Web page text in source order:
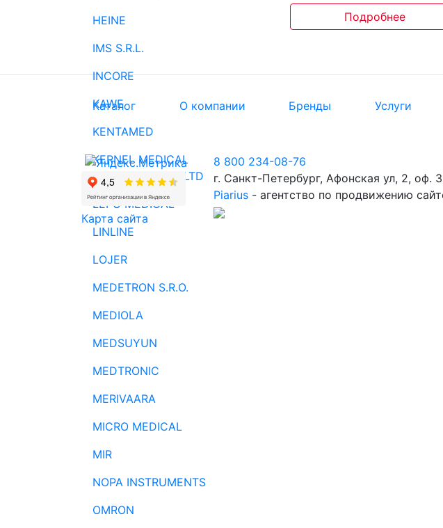
HEINE
IMS S.R.L.
INCORE
KAWE
KENTAMED
KERNEL MEDICAL
EQUIPMENT CO. LTD
LEPU MEDICAL
LINLINE
LOJER
MEDETRON S.R.O.
MEDIOLA
MEDSUYUN
MEDTRONIC
MERIVAARA
MICRO MEDICAL
MIR
NOPA INSTRUMENTS
OMRON
Подробнее
Каталог О компании Бренды Услуги
Карта сайта
8 800 234-08-76
г. Санкт-Петербург, Афонская ул, 2, оф.
Piarius - агентство по продвижению